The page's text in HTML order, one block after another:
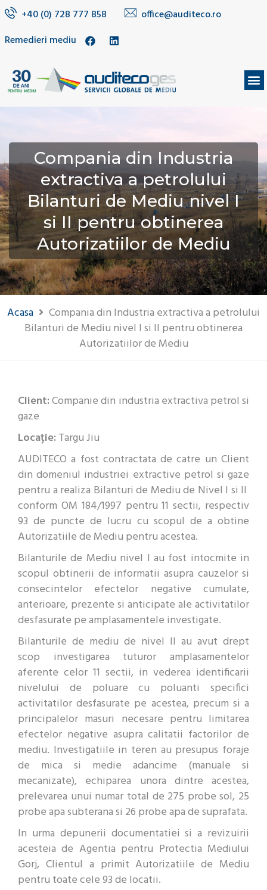
+40 (0) 728 777 858
office@auditeco.ro
Remedieri mediu
Compania din Industria
extractiva a petrolului
Bilanturi de Mediu nivel I
si II pentru obtinerea
Autorizatiilor de Mediu
Acasa
Compania din Industria extractiva a petrolului
Bilanturi de Mediu nivel I si II pentru obtinerea
Autorizatiilor de Mediu
Client:Companie din industria extractiva petrol si
gaze
Locație:Targu Jiu
AUDITECO a fost contractata de catre un Client
din domeniul industriei extractive petrol si gaze
pentru a realiza Bilanturi de Mediu de Nivel I si II
conform OM 184/1997 pentru 11 sectii, respectiv
93 de puncte de lucru cu scopul de a obtine
Autorizatiile de Mediu pentru acestea.
Bilanturile de Mediu nivel I au fost intocmite in
scopul obtinerii de informatii asupra cauzelor si
consecintelor efectelor negative cumulate,
anterioare, prezente si anticipate ale activitatilor
desfasurate pe amplasamentele investigate.
Bilanturile de mediu de nivel II au avut drept
scop investigarea tuturor amplasamentelor
aferente celor 11 sectii, in vederea identificarii
nivelului de poluare cu poluanti specifici
activitatilor desfasurate pe acestea, precum si a
principalelor masuri necesare pentru limitarea
efectelor negative asupra calitatii factorilor de
mediu. Investigatiile in teren au presupus foraje
de mica si medie adancime (manuale si
mecanizate), echiparea unora dintre acestea,
prelevarea unui numar total de 275 probe sol, 25
probe apa subterana si 26 probe apa de suprafata.
In urma depunerii documentatiei si a revizuirii
acesteia de Agentia pentru Protectia Mediului
Gorj, Clientul a primit Autorizatiile de Mediu
pentru toate cele 93 de locatii.